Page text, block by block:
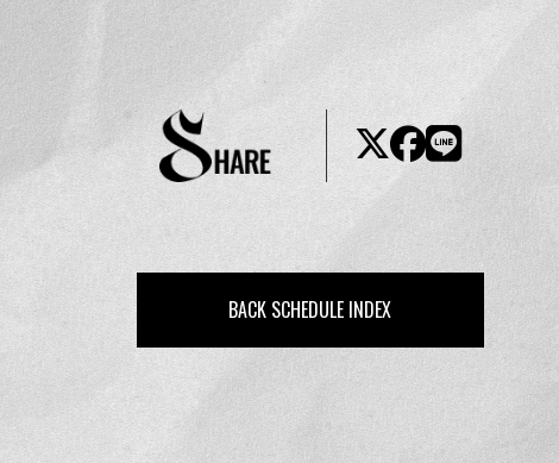
BACK SCHEDULE INDEX